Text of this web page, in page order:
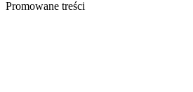
Promowane treści